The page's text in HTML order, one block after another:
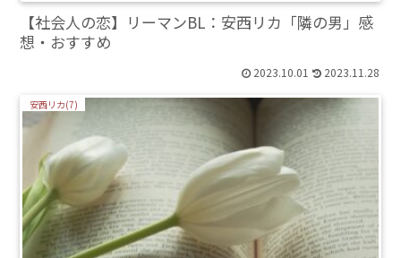
【社会人の恋】リーマンBL：安西リカ「隣の男」感
想・おすすめ
2023.10.01 2023.11.28
安西リカ(7)